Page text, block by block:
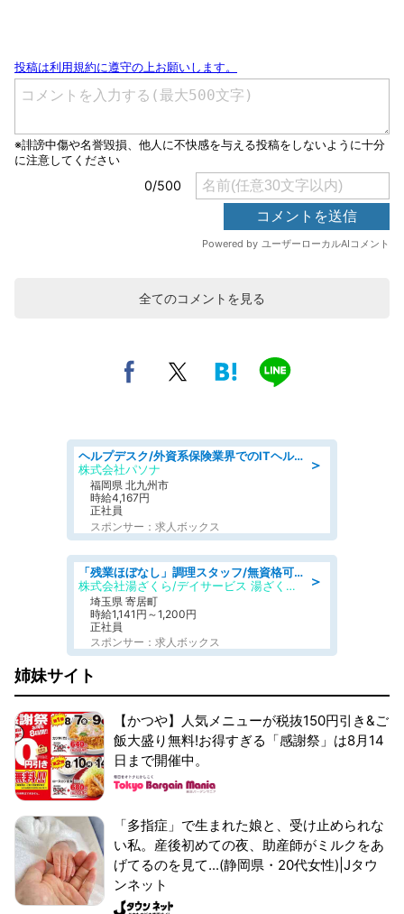
全てのコメントを見る
＞
ヘルプデスク/外資系保険業界でのITヘルプデスク業務/駅近/即日勤務可/ヘルプデスク
株式会社パソナ
福岡県 北九州市
時給4,167円
正社員
スポンサー：求人ボックス
＞
「残業ほぼなし」調理スタッフ/無資格可/正職員/日勤のみ/デイサービス/社会保障完備
株式会社湯ざくら/デイサービス 湯ざくらケアリゾート
埼玉県 寄居町
時給1,141円～1,200円
正社員
スポンサー：求人ボックス
姉妹サイト
【かつや】人気メニューが税抜150円引き&ご
飯大盛り無料!お得すぎる「感謝祭」は8月14
日まで開催中。
「多指症」で生まれた娘と、受け止められな
い私。産後初めての夜、助産師がミルクをあ
げてるのを見て...(静岡県・20代女性)|Jタウ
ンネット